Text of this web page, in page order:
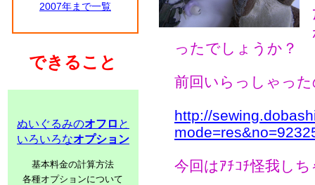
2007年まで一覧
できること
ぬいぐるみのオフロ と
いろいろなオプション
基本料金の計算方法
各種オプションについて
ったでしょうか？
前回いらっしゃっ
http://
今回はｱﾁｺﾁ怪我し